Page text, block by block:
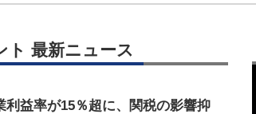
ト 最新ニュース
利益率が15％超に、関税の影響抑